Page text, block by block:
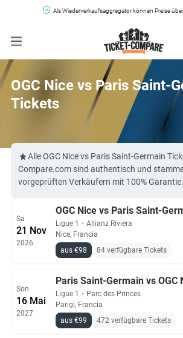
Als Wiederverkaufsaggregator können Preise
OGC Nice vs Paris Saint-
Tickets
Alle OGC Nice vs Paris Saint-Germain
Compare.com sind authentisch und
vorgeprüften Verkäufern mit 100% Garantie.
Sa
21 Nov
2026
OGC Nice vs Paris Saint-
Ligue 1 ・ Allianz Riviera
Nice, Francia
aus €98
84 verfügbare Tickets
Son
16 Mai
2027
Paris Saint-Germain vs OGC
Ligue 1 ・ Parc des Princes
Parigi, Francia
aus €99
472 verfügbare Tickets